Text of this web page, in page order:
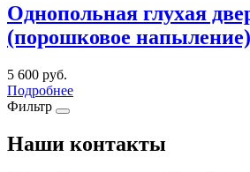
Однопольная глухая
(порошковое
5 600 руб.
Подробнее
Фильтр
Наши контакты